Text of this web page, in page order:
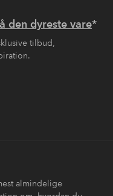
den dyreste vare*
tilbud,
almindelige